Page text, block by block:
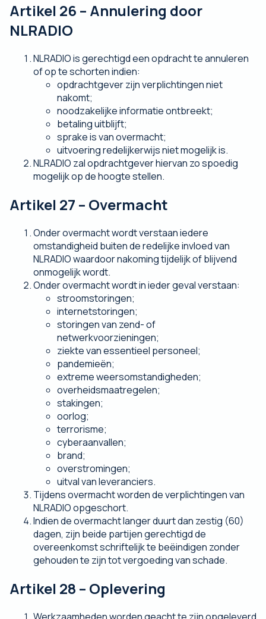
Artikel 26 – Annulering door
NLRADIO
NLRADIO is gerechtigd een opdracht te annuleren
of op te schorten indien:
opdrachtgever zijn verplichtingen niet
nakomt;
noodzakelijke informatie ontbreekt;
betaling uitblijft;
sprake is van overmacht;
uitvoering redelijkerwijs niet mogelijk is.
NLRADIO zal opdrachtgever hiervan zo spoedig
mogelijk op de hoogte stellen.
Artikel 27 – Overmacht
Onder overmacht wordt verstaan iedere
omstandigheid buiten de redelijke invloed van
NLRADIO waardoor nakoming tijdelijk of blijvend
onmogelijk wordt.
Onder overmacht wordt in ieder geval verstaan:
stroomstoringen;
internetstoringen;
storingen van zend- of
netwerkvoorzieningen;
ziekte van essentieel personeel;
pandemieën;
extreme weersomstandigheden;
overheidsmaatregelen;
stakingen;
oorlog;
terrorisme;
cyberaanvallen;
brand;
overstromingen;
uitval van leveranciers.
Tijdens overmacht worden de verplichtingen van
NLRADIO opgeschort.
Indien de overmacht langer duurt dan zestig (60)
dagen, zijn beide partijen gerechtigd de
overeenkomst schriftelijk te beëindigen zonder
gehouden te zijn tot vergoeding van schade.
Artikel 28 – Oplevering